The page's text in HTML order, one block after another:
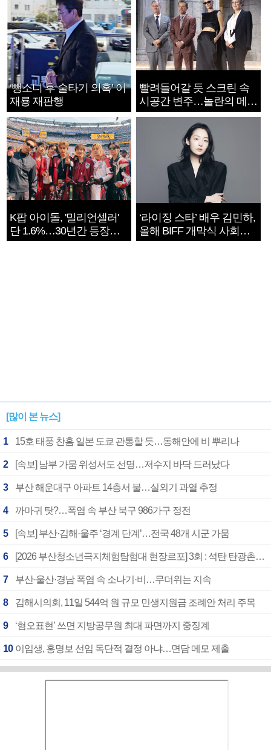
‘뺑소니 후 술타기 의혹’ 이
재룡 재판행
빨려들어갈 듯 스크린 속
시공간 변주…놀란의 메시
지는 ‘전쟁 속죄’
K팝 아이돌, '밀리언셀러'
단 1.6%…30년간 등장
1182개팀 전수조사
‘라이징 스타’ 배우 김민하,
올해 BIFF 개막식 사회자
확정
[많이 본 뉴스]
1 15호 태풍 찬홈 일본 도쿄 관통할 듯…동해안에 비 뿌리나
2 [속보] 남부 가뭄 위성서도 선명…저수지 바닥 드러났다
3 부산 해운대구 아파트 14층서 불…실외기 과열 추정
4 까마귀 탓?…폭염 속 부산 북구 986가구 정전
5 [속보] 부산·김해·울주 ‘경계 단계’…전국 48개 시군 가뭄
6 [2026 부산청소년극지체험탐험대 현장르포] 3회 : 석탄 탄광촌에서 북극 연구의 중심지로
7 부산·울산·경남 폭염 속 소나기·비…무더위는 지속
8 김해시의회, 11일 544억 원 규모 민생지원금 조례안 처리 주목
9 ‘혐오표현’ 쓰면 지방공무원 최대 파면까지 중징계
10 이임생, 홍명보 선임 독단적 결정 아냐…면담 메모 제출